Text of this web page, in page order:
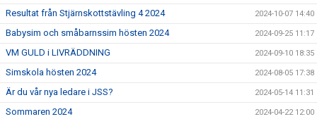
Resultat från Stjärnskottstävling 4 2024 2024-10-07 14:40
Babysim och småbarnssim hösten 2024 2024-09-25 11:17
VM GULD i LIVRÄDDNING 2024-09-10 18:35
Simskola hösten 2024 2024-08-05 17:38
Är du vår nya ledare i JSS? 2024-05-14 11:31
Sommaren 2024 2024-04-22 12:00